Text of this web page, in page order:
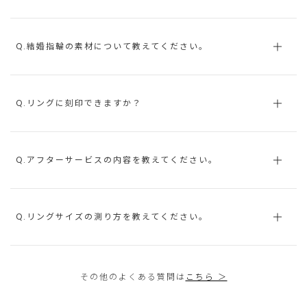
Q.結婚指輪の素材について教えてください。
Q.リングに刻印できますか？
Q.アフターサービスの内容を教えてください。
Q.リングサイズの測り方を教えてください。
その他のよくある質問は こちら ＞